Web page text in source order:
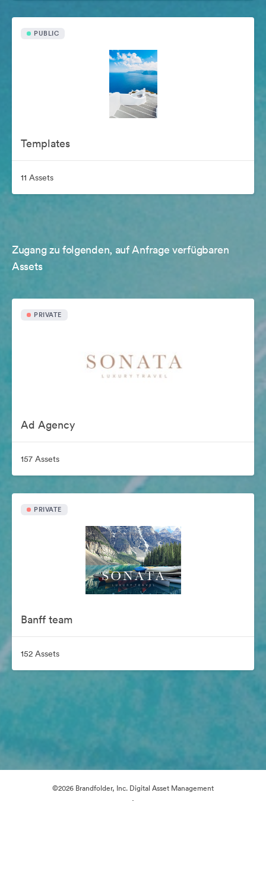
PUBLIC
Templates
11 Assets
Zugang zu folgenden, auf Anfrage verfügbaren
Assets
PRIVATE
Ad Agency
157 Assets
PRIVATE
Banff team
152 Assets
©2026 Brandfolder, Inc. Digital Asset Management
·